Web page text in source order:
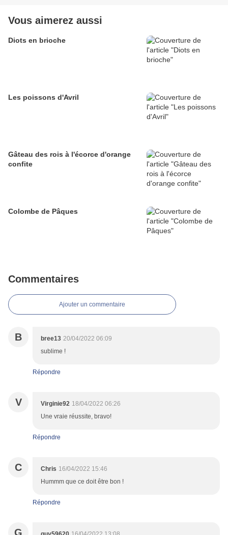
Vous aimerez aussi
Diots en brioche
Les poissons d'Avril
Gâteau des rois à l'écorce d'orange
confite
Colombe de Pâques
Commentaires
Ajouter un commentaire
B bree13 20/04/2022 06:09
sublime !
Répondre
V Virginie92 18/04/2022 06:26
Une vraie réussite, bravo!
Répondre
C Chris 16/04/2022 15:46
Hummm que ce doit être bon !
Répondre
G